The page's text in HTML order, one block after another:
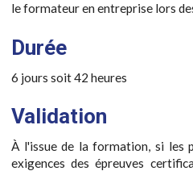
le formateur en entreprise lors
Durée
6 jours soit 42 heures
Validation
À l'issue de la formation, si les
exigences des épreuves